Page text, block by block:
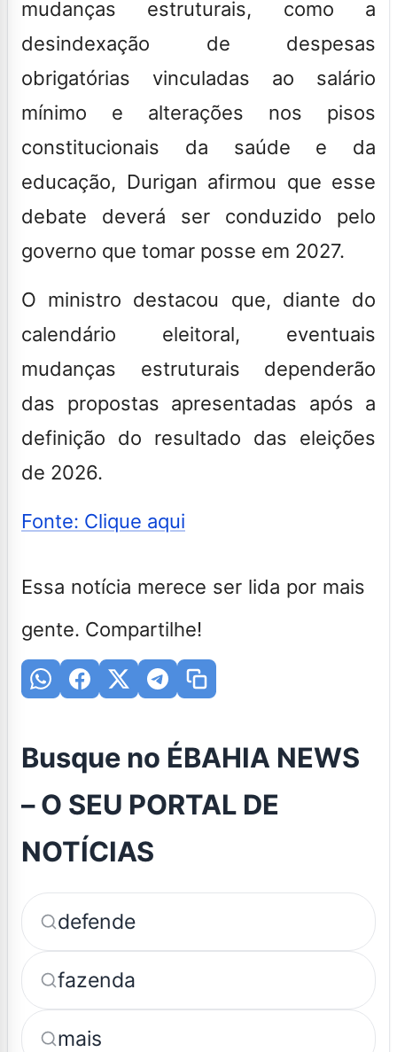
mudanças estruturais, como a
desindexação de despesas
obrigatórias vinculadas ao salário
mínimo e alterações nos pisos
constitucionais da saúde e da
educação, Durigan afirmou que esse
debate deverá ser conduzido pelo
governo que tomar posse em 2027.
O ministro destacou que, diante do
calendário eleitoral, eventuais
mudanças estruturais dependerão
das propostas apresentadas após a
definição do resultado das eleições
de 2026.
Fonte: Clique aqui
Essa notícia merece ser lida por mais
gente. Compartilhe!
Busque no ÉBAHIA NEWS
– O SEU PORTAL DE
NOTÍCIAS
defende
fazenda
mais